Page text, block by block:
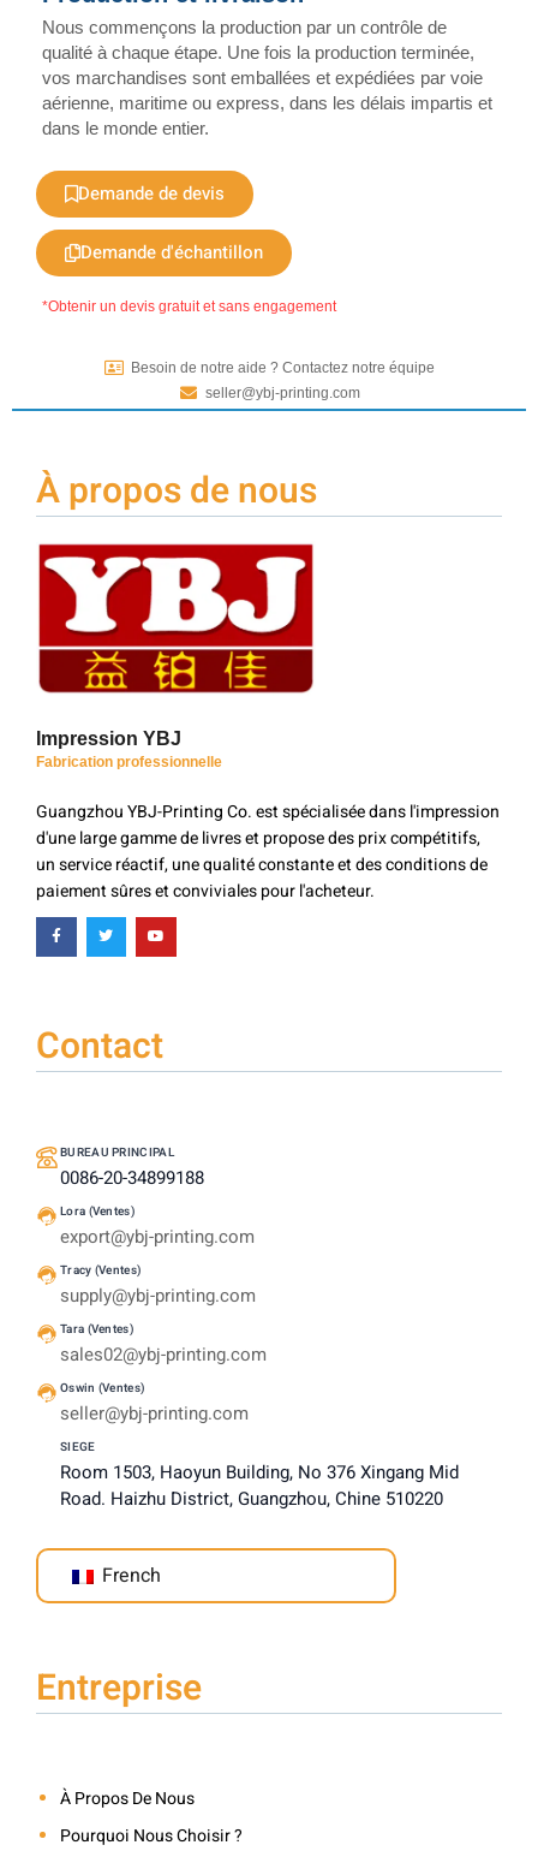
Nous commençons la production par un contrôle de
qualité à chaque étape. Une fois la production terminée,
vos marchandises sont emballées et expédiées par voie
aérienne, maritime ou express, dans les délais impartis et
dans le monde entier.
Demande de devis
Demande d'échantillon
*Obtenir un devis gratuit et sans engagement
Besoin de notre aide ? Contactez notre équipe
seller@ybj-printing.com
À propos de nous
Impression YBJ
Fabrication professionnelle
Guangzhou YBJ-Printing Co. est spécialisée dans l'impression
d'une large gamme de livres et propose des prix compétitifs,
un service réactif, une qualité constante et des conditions de
paiement sûres et conviviales pour l'acheteur.
Contact
BUREAU PRINCIPAL
0086-20-34899188
Lora (Ventes)
export@ybj-printing.com
Tracy (Ventes)
supply@ybj-printing.com
Tara (Ventes)
sales02@ybj-printing.com
Oswin (Ventes)
seller@ybj-printing.com
SIEGE
Room 1503, Haoyun Building, No 376 Xingang Mid
Road. Haizhu District, Guangzhou, Chine 510220
French
Entreprise
À Propos De Nous
Pourquoi Nous Choisir ?